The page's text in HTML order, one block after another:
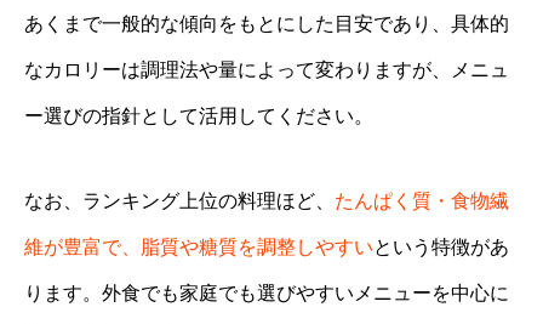
あくまで一般的な傾向をもとにした目安であり、具体的
なカロリーは調理法や量によって変わりますが、メニュ
ー選びの指針として活用してください。
なお、ランキング上位の料理ほど、 たんぱく質・食物繊
維が豊富で、脂質や糖質を調整しやすいという特徴があ
ります。外食でも家庭でも選びやすいメニューを中心に